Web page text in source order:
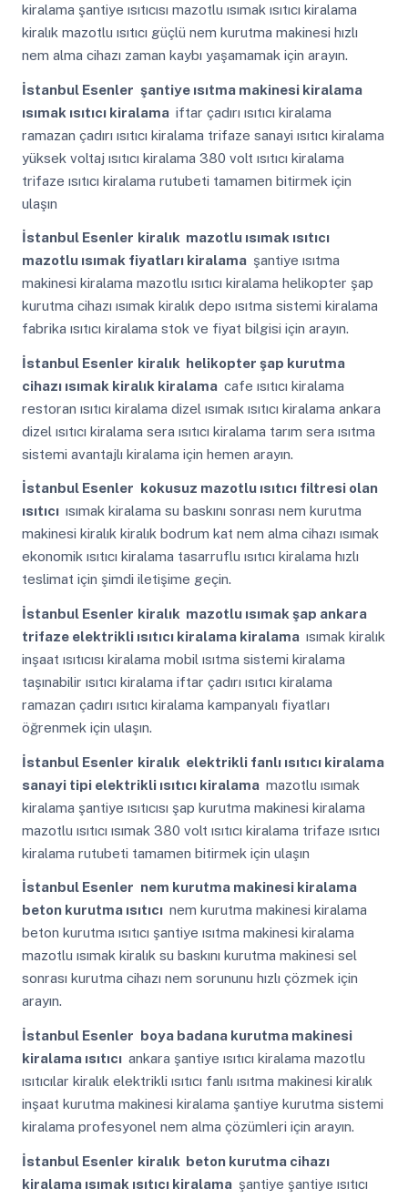
kiralama şantiye ısıtıcısı mazotlu ısımak ısıtıcı kiralama
kiralık mazotlu ısıtıcı güçlü nem kurutma makinesi hızlı
nem alma cihazı zaman kaybı yaşamamak için arayın.
İstanbul Esenler şantiye ısıtma makinesi kiralama
ısımak ısıtıcı kiralama iftar çadırı ısıtıcı kiralama
ramazan çadırı ısıtıcı kiralama trifaze sanayi ısıtıcı kiralama
yüksek voltaj ısıtıcı kiralama 380 volt ısıtıcı kiralama
trifaze ısıtıcı kiralama rutubeti tamamen bitirmek için
ulaşın
İstanbul Esenler kiralık mazotlu ısımak ısıtıcı
mazotlu ısımak fiyatları kiralama şantiye ısıtma
makinesi kiralama mazotlu ısıtıcı kiralama helikopter şap
kurutma cihazı ısımak kiralık depo ısıtma sistemi kiralama
fabrika ısıtıcı kiralama stok ve fiyat bilgisi için arayın.
İstanbul Esenler kiralık helikopter şap kurutma
cihazı ısımak kiralık kiralama cafe ısıtıcı kiralama
restoran ısıtıcı kiralama dizel ısımak ısıtıcı kiralama ankara
dizel ısıtıcı kiralama sera ısıtıcı kiralama tarım sera ısıtma
sistemi avantajlı kiralama için hemen arayın.
İstanbul Esenler
kokusuz mazotlu ısıtıcı filtresi olan
ısıtıcı ısımak kiralama su baskını sonrası nem kurutma
makinesi kiralık kiralık bodrum kat nem alma cihazı ısımak
ekonomik ısıtıcı kiralama tasarruflu ısıtıcı kiralama hızlı
teslimat için şimdi iletişime geçin.
İstanbul Esenler kiralık mazotlu ısımak şap ankara
trifaze elektrikli ısıtıcı kiralama kiralama ısımak kiralık
inşaat ısıtıcısı kiralama mobil ısıtma sistemi kiralama
taşınabilir ısıtıcı kiralama iftar çadırı ısıtıcı kiralama
ramazan çadırı ısıtıcı kiralama kampanyalı fiyatları
öğrenmek için ulaşın.
İstanbul Esenler kiralık elektrikli fanlı ısıtıcı kiralama
sanayi tipi elektrikli ısıtıcı kiralama mazotlu ısımak
kiralama şantiye ısıtıcısı şap kurutma makinesi kiralama
mazotlu ısıtıcı ısımak 380 volt ısıtıcı kiralama trifaze ısıtıcı
kiralama rutubeti tamamen bitirmek için ulaşın
İstanbul Esenler nem kurutma makinesi kiralama
beton kurutma ısıtıcı nem kurutma makinesi kiralama
beton kurutma ısıtıcı şantiye ısıtma makinesi kiralama
mazotlu ısımak kiralık su baskını kurutma makinesi sel
sonrası kurutma cihazı nem sorununu hızlı çözmek için
arayın.
İstanbul Esenler boya badana kurutma makinesi
kiralama ısıtıcı ankara şantiye ısıtıcı kiralama mazotlu
ısıtıcılar kiralık elektrikli ısıtıcı fanlı ısıtma makinesi kiralık
inşaat kurutma makinesi kiralama şantiye kurutma sistemi
kiralama profesyonel nem alma çözümleri için arayın.
İstanbul Esenler kiralık beton kurutma cihazı
kiralama ısımak ısıtıcı kiralama şantiye şantiye ısıtıcı